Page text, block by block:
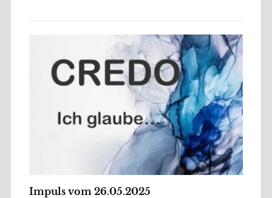
Impuls vom 26.05.2025